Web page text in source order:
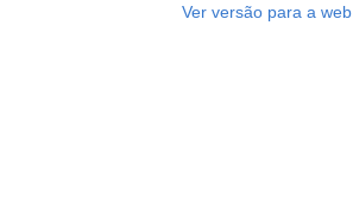
Ver versão para a web